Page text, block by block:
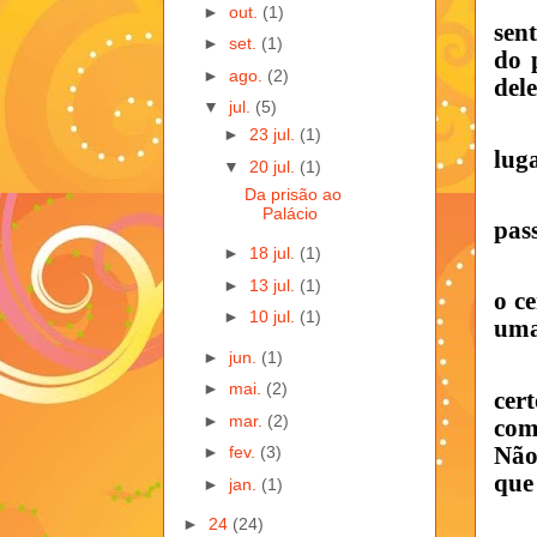
do
o
► out. (1)
► set. (1)
► ago. (2)
▼ jul. (5)
► 23 jul. (1)
▼ 20 jul. (1)
Da prisão ao
Palácio
► 18 jul. (1)
► 13 jul. (1)
► 10 jul. (1)
► jun. (1)
► mai. (2)
► mar. (2)
► fev. (3)
► jan. (1)
► 24 (24)